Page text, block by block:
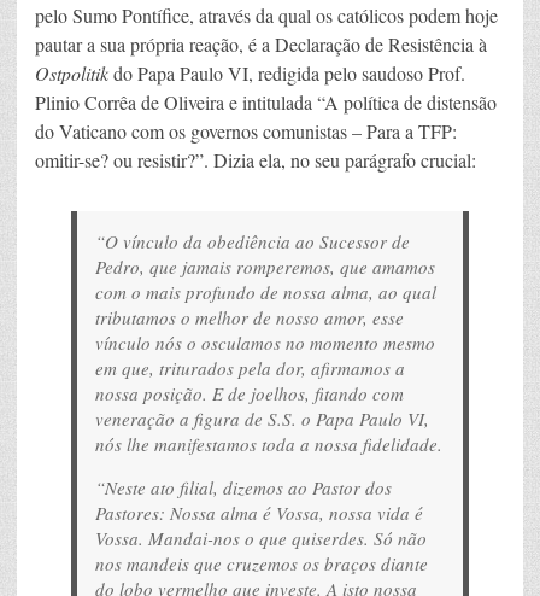
pelo Sumo Pontífice, através da qual os católicos podem hoje
pautar a sua própria reação, é a Declaração de Resistência à
Ostpolitikdo Papa Paulo VI, redigida pelo saudoso Prof.
Plinio Corrêa de Oliveira e intitulada “A política de distensão
do Vaticano com os governos comunistas – Para a TFP:
omitir-se? ou resistir?”. Dizia ela, no seu parágrafo crucial:
“O vínculo da obediência ao Sucessor de
Pedro, que jamais romperemos, que amamos
com o mais profundo de nossa alma, ao qual
tributamos o melhor de nosso amor, esse
vínculo nós o osculamos no momento mesmo
em que, triturados pela dor, afirmamos a
nossa posição. E de joelhos, fitando com
veneração a figura de S.S. o Papa Paulo VI,
nós lhe manifestamos toda a nossa fidelidade.
“Neste ato filial, dizemos ao Pastor dos
Pastores: Nossa alma é Vossa, nossa vida é
Vossa. Mandai-nos o que quiserdes. Só não
nos mandeis que cruzemos os braços diante
do lobo vermelho que investe. A isto nossa